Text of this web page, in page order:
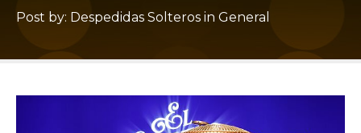
Post by: Despedidas Solteros in General